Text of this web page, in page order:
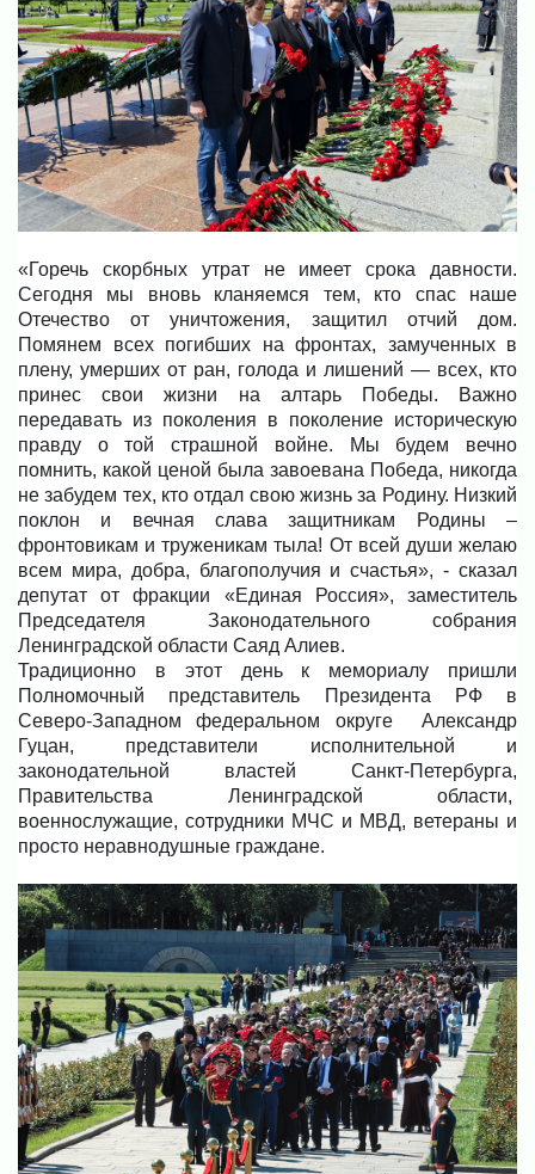
«Горечь скорбных утрат не имеет срока давности.
Сегодня мы вновь кланяемся тем, кто спас наше
Отечество от уничтожения, защитил отчий дом.
Помянем всех погибших на фронтах, замученных в
плену, умерших от ран, голода и лишений — всех, кто
принес свои жизни на алтарь Победы. Важно
передавать из поколения в поколение историческую
правду о той страшной войне. Мы будем вечно
помнить, какой ценой была завоевана Победа, никогда
не забудем тех, кто отдал свою жизнь за Родину. Низкий
поклон и вечная слава защитникам Родины –
фронтовикам и труженикам тыла! От всей души желаю
всем мира, добра, благополучия и счастья», - сказал
депутат от фракции «Единая Россия», заместитель
Председателя Законодательного собрания
Ленинградской области Саяд Алиев.
Традиционно в этот день к мемориалу пришли
Полномочный представитель Президента РФ в
Северо-Западном федеральном округе Александр
Гуцан, представители исполнительной и
законодательной властей Санкт-Петербурга,
Правительства Ленинградской области,
военнослужащие, сотрудники МЧС и МВД, ветераны и
просто неравнодушные граждане.